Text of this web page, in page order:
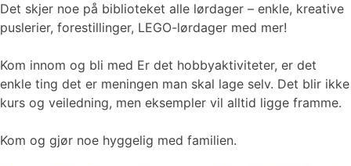
Det skjer noe på biblioteket alle lørdager – enkle, kreative
puslerier, forestillinger, LEGO-lørdager med mer!
Kom innom og bli med Er det hobbyaktiviteter, er det
enkle ting det er meningen man skal lage selv. Det blir ikke
kurs og veiledning, men eksempler vil alltid ligge framme.
Kom og gjør noe hyggelig med familien.